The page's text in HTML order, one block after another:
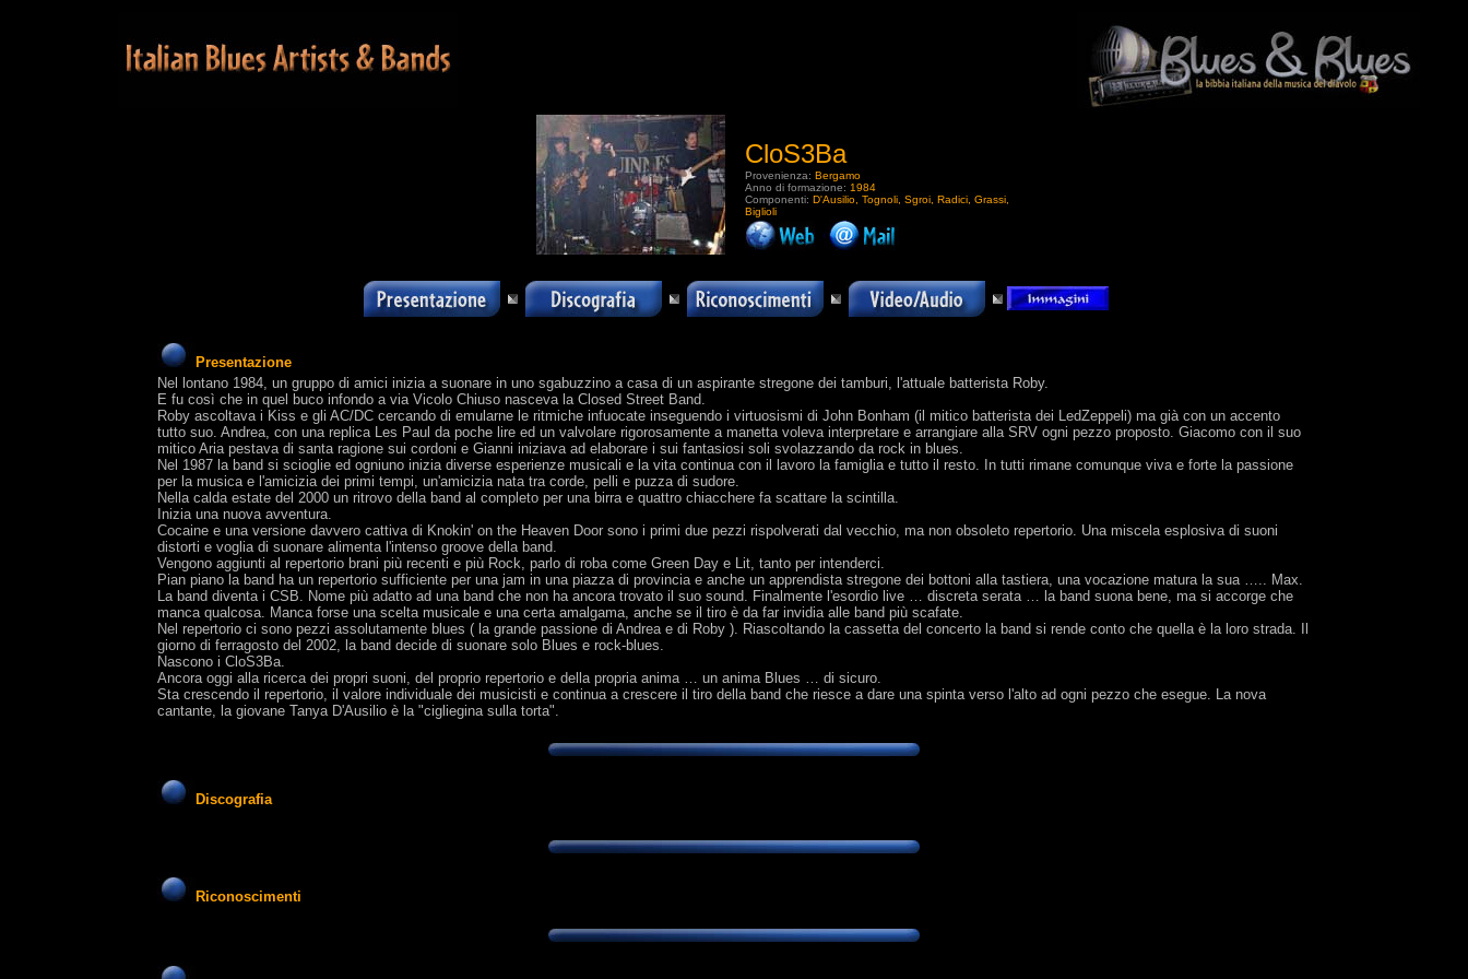
CloS3Ba
Provenienza: Bergamo
Anno di formazione: 1984
Componenti: D'Ausilio, Tognoli, Sgroi, Radici, Grassi,
Biglioli
.
Presentazione
Nel lontano 1984, un gruppo di amici inizia a suonare in uno sgabuzzino a casa di un aspirante stregone dei tamburi, l'attuale batterista Roby.
E fu così che in quel buco infondo a via Vicolo Chiuso nasceva la Closed Street Band.
Roby ascoltava i Kiss e gli AC/DC cercando di emularne le ritmiche infuocate inseguendo i virtuosismi di John Bonham (il mitico batterista dei LedZeppeli) ma già con un accento
tutto suo. Andrea, con una replica Les Paul da poche lire ed un valvolare rigorosamente a manetta voleva interpretare e arrangiare alla SRV ogni pezzo proposto. Giacomo con il suo
mitico Aria pestava di santa ragione sui cordoni e Gianni iniziava ad elaborare i sui fantasiosi soli svolazzando da rock in blues.
Nel 1987 la band si scioglie ed ogniuno inizia diverse esperienze musicali e la vita continua con il lavoro la famiglia e tutto il resto. In tutti rimane comunque viva e forte la passione
per la musica e l'amicizia dei primi tempi, un'amicizia nata tra corde, pelli e puzza di sudore.
Nella calda estate del 2000 un ritrovo della band al completo per una birra e quattro chiacchere fa scattare la scintilla.
Inizia una nuova avventura.
Cocaine e una versione davvero cattiva di Knokin' on the Heaven Door sono i primi due pezzi rispolverati dal vecchio, ma non obsoleto repertorio. Una miscela esplosiva di suoni
distorti e voglia di suonare alimenta l'intenso groove della band.
Vengono aggiunti al repertorio brani più recenti e più Rock, parlo di roba come Green Day e Lit, tanto per intenderci.
Pian piano la band ha un repertorio sufficiente per una jam in una piazza di provincia e anche un apprendista stregone dei bottoni alla tastiera, una vocazione matura la sua ….. Max.
La band diventa i CSB. Nome più adatto ad una band che non ha ancora trovato il suo sound. Finalmente l'esordio live … discreta serata … la band suona bene, ma si accorge che
manca qualcosa. Manca forse una scelta musicale e una certa amalgama, anche se il tiro è da far invidia alle band più scafate.
Nel repertorio ci sono pezzi assolutamente blues ( la grande passione di Andrea e di Roby ). Riascoltando la cassetta del concerto la band si rende conto che quella è la loro strada. Il
giorno di ferragosto del 2002, la band decide di suonare solo Blues e rock-blues.
Nascono i CloS3Ba.
Ancora oggi alla ricerca dei propri suoni, del proprio repertorio e della propria anima … un anima Blues … di sicuro.
Sta crescendo il repertorio, il valore individuale dei musicisti e continua a crescere il tiro della band che riesce a dare una spinta verso l'alto ad ogni pezzo che esegue. La nova
cantante, la giovane Tanya D'Ausilio è la "cigliegina sulla torta".
Discografia
Riconoscimenti